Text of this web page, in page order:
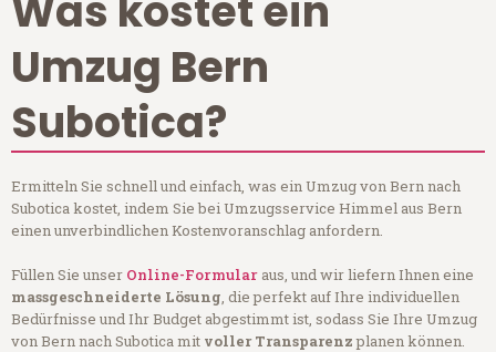
Umzug Bern
Subotica?
Ermitteln Sie schnell und einfach, was ein Umzug von Bern nach
Subotica kostet, indem Sie bei Umzugsservice Himmel aus Bern
einen unverbindlichen Kostenvoranschlag anfordern.
Füllen Sie unser Online-Formular aus, und wir liefern Ihnen eine
massgeschneiderte Lösung, die perfekt auf Ihre individuellen
Bedürfnisse und Ihr Budget abgestimmt ist, sodass Sie Ihre Umzug
von Bern nach Subotica mit voller Transparenzplanen können.